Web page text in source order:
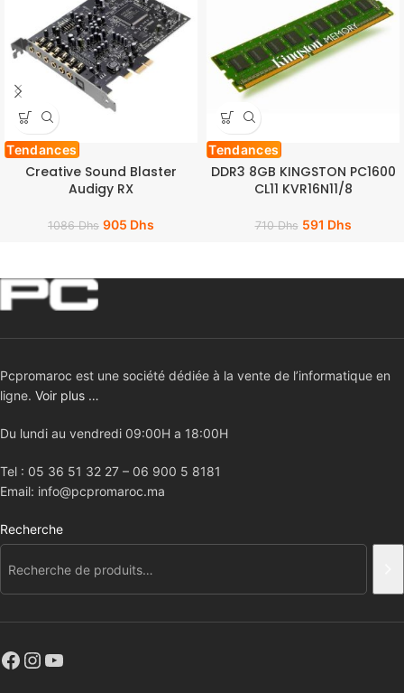
Tendances
Creative Sound Blaster
Audigy RX
1086Dhs 905 Dhs
Tendances
DDR3 8GB KINGSTON PC1600
CL11 KVR16N11/8
710Dhs 591 Dhs
Pcpromaroc est une société dédiée à la vente de l’informatique en
ligne. Voir plus …
Du lundi au vendredi 09:00H a 18:00H
Tel : 05 36 51 32 27 – 06 900 5 8181
Email: info@pcpromaroc.ma
Recherche